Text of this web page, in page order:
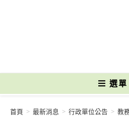
選單
首頁 > 最新消息 > 行政單位公告 > 教